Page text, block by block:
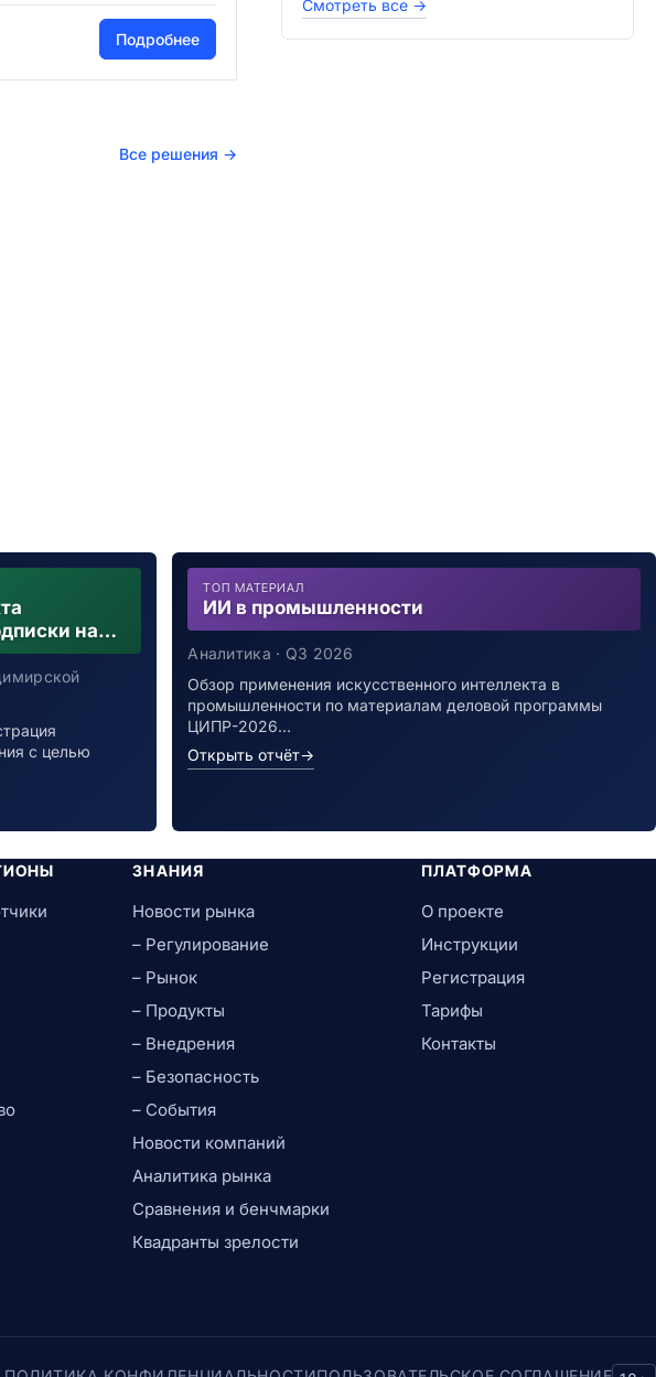
Подробнее
Все решения →
Смотреть все →
на
с
с целью
ТОП МАТЕРИАЛ
ИИ в промышленности
Аналитика · Q3 2026
Обзор применения искусственного интеллекта в
промышленности по материалам деловой программы
ЦИПР-2026…
Открыть отчёт→
ЗНАНИЯ
Новости рынка
– Регулирование
– Рынок
– Продукты
– Внедрения
– Безопасность
– События
Новости компаний
Аналитика рынка
Сравнения и бенчмарки
Квадранты зрелости
ПЛАТФОРМА
О проекте
Инструкции
Регистрация
Тарифы
Контакты